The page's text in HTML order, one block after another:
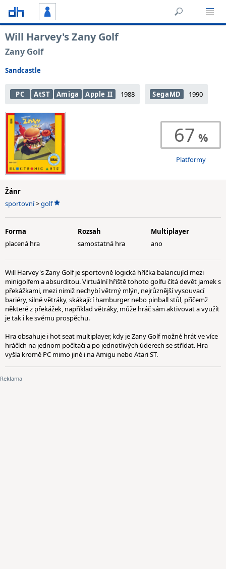
Will Harvey's Zany Golf
Zany Golf
Sandcastle
PC AtST Amiga Apple II 1988 SegaMD 1990
67
Platformy
Žánr
sportovní>golf
Forma
placená hra
Rozsah
samostatná hra
Multiplayer
ano
Will Harvey's Zany Golf je sportovně logická hříčka balancující mezi
minigolfem a absurditou. Virtuální hřiště tohoto golfu čítá devět jamek s
překážkami, mezi nimiž nechybí větrný mlýn, nejrůznější vysouvací
bariéry, silné větráky, skákající hamburger nebo pinball stůl, přičemž
některé z překážek, například větráky, může hráč sám aktivovat a využít
je tak i ke svému prospěchu.
Hra obsahuje i hot seat multiplayer, kdy je Zany Golf možné hrát ve více
hráčích na jednom počítači a po jednotlivých úderech se střídat. Hra
vyšla kromě PC mimo jiné i na Amigu nebo Atari ST.